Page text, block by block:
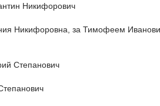
Никифорович
Никифоровна, за Тимофеем
Степанович